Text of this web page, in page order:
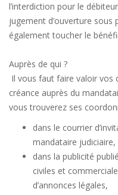
l’interdiction pour le
jugement d’ouverture sous
également toucher le
Auprès de qui ?
Il vous faut faire valoir vos
créance auprès du
vous trouverez ses
dans le courrier
mandataire judiciaire,
dans la publicité
civiles et
d’annonces légales,